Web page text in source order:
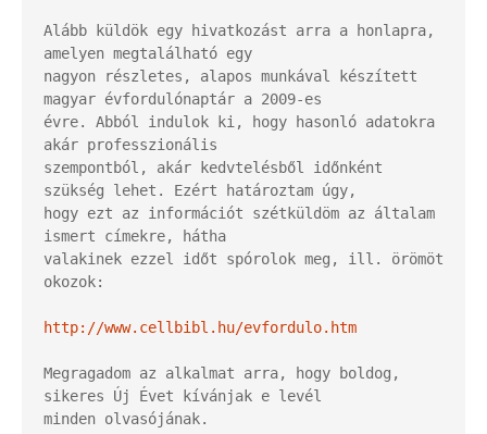
Alább küldök egy hivatkozást arra a honlapra,
amelyen megtalálható egy
nagyon részletes, alapos munkával készített
magyar évfordulónaptár a 2009-es
évre. Abból indulok ki, hogy hasonló adatokra
akár professzionális
szempontból, akár kedvtelésből időnként
szükség lehet. Ezért határoztam úgy,
hogy ezt az információt szétküldöm az általam
ismert címekre, hátha
valakinek ezzel időt spórolok meg, ill. örömöt
okozok:
http://www.cellbibl.hu/evfordulo.htm
Megragadom az alkalmat arra, hogy boldog,
sikeres Új Évet kívánjak e levél
minden olvasójának.